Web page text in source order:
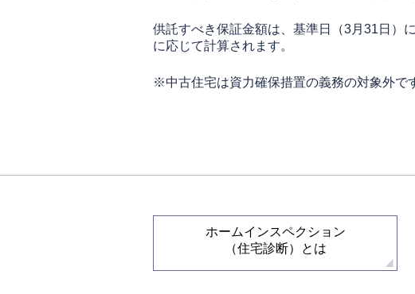
供託すべき保証金額は、基準日（3月31日）
に応じて計算されます。
※中古住宅は資力確保措置の義務の対象外で
ホームインスペクション
（住宅診断）とは